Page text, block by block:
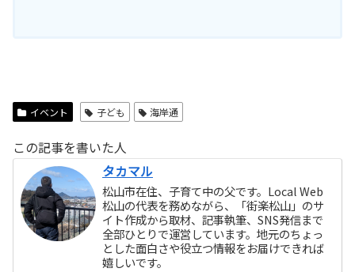
イベント 子ども 海岸通
この記事を書いた人
タカマル
松山市在住、子育て中の父です。Local Web
松山の代表を務めながら、「街楽松山」のサ
イト作成から取材、記事執筆、SNS発信まで
全部ひとりで運営しています。地元のちょっ
とした面白さや役立つ情報をお届けできれば
嬉しいです。